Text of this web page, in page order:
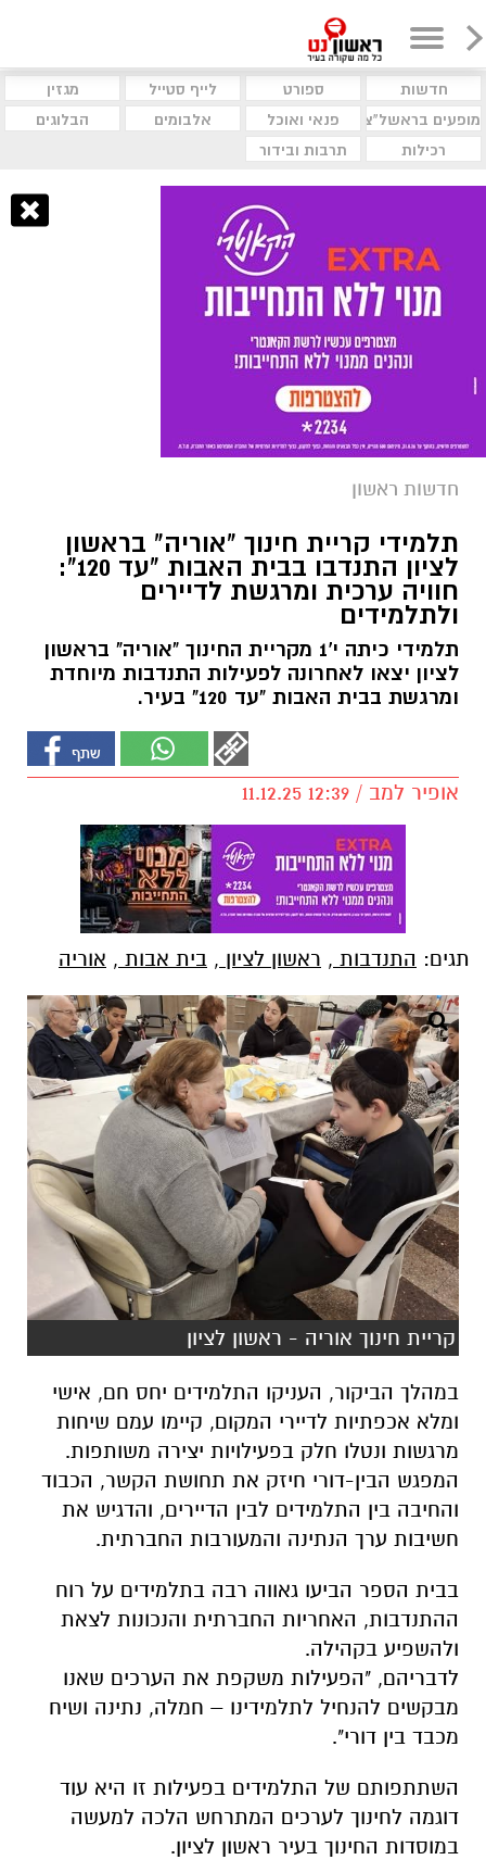
חדשות ספורט לייף סטייל
מגזין
מופעים בראשל"צ
פנאי ואוכל אלבומים
הבלוגים
רכילות
תרבות ובידור
חדשות ראשון
תלמידי קריית חינוך "אוריה" בראשון
לציון התנדבו בבית האבות "עד 120":
חוויה ערכית ומרגשת לדיירים
ולתלמידים
תלמידי כיתה י'1 מקריית החינוך "אוריה" בראשון
לציון יצאו לאחרונה לפעילות התנדבות מיוחדת
ומרגשת בבית האבות "עד 120" בעיר.
אופיר למב / 12:39 11.12.25
תגים: התנדבות , ראשון לציון , בית אבות , אוריה
קריית חינוך אוריה - ראשון לציון
במהלך הביקור, העניקו התלמידים יחס חם, אישי
ומלא אכפתיות לדיירי המקום, קיימו עמם שיחות
מרגשות ונטלו חלק בפעילויות יצירה משותפות.
המפגש הבין-דורי חיזק את תחושת הקשר, הכבוד
והחיבה בין התלמידים לבין הדיירים, והדגיש את
חשיבות ערך הנתינה והמעורבות החברתית.
בבית הספר הביעו גאווה רבה בתלמידים על רוח
ההתנדבות, האחריות החברתית והנכונות לצאת
ולהשפיע בקהילה.
לדבריהם, "הפעילות משקפת את הערכים שאנו
מבקשים להנחיל לתלמידינו – חמלה, נתינה ושיח
מכבד בין דורי".
השתתפותם של התלמידים בפעילות זו היא עוד
דוגמה לחינוך לערכים המתרחש הלכה למעשה
במוסדות החינוך בעיר ראשון לציון.